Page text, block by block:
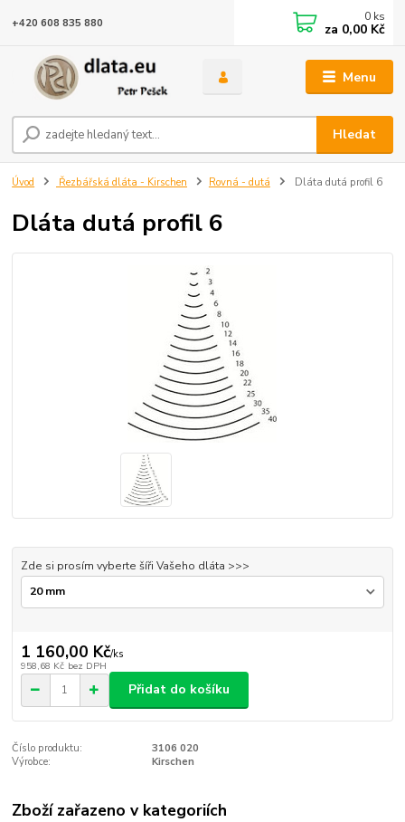
Menu
Hledat
+420 608 835 880 0 ks
za 0,00 Kč
Úvod Řezbářská dláta - Kirschen Rovná - dutá Dláta dutá profil 6
Dláta dutá profil 6
Zde si prosím vyberte šíři Vašeho dláta >>>
1 160,00 Kč/ks
958,68 Kč bez DPH
Přidat do košíku
Číslo produktu:
3106 020
Výrobce:
Kirschen
Zboží zařazeno v kategoriích